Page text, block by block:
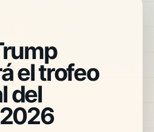
el trofeo
del